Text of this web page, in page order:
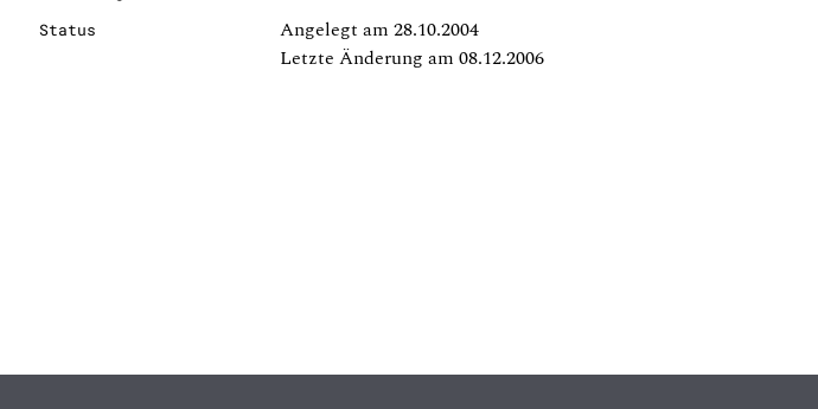
Status
Angelegt am 28.10.2004
Letzte Änderung am 08.12.2006